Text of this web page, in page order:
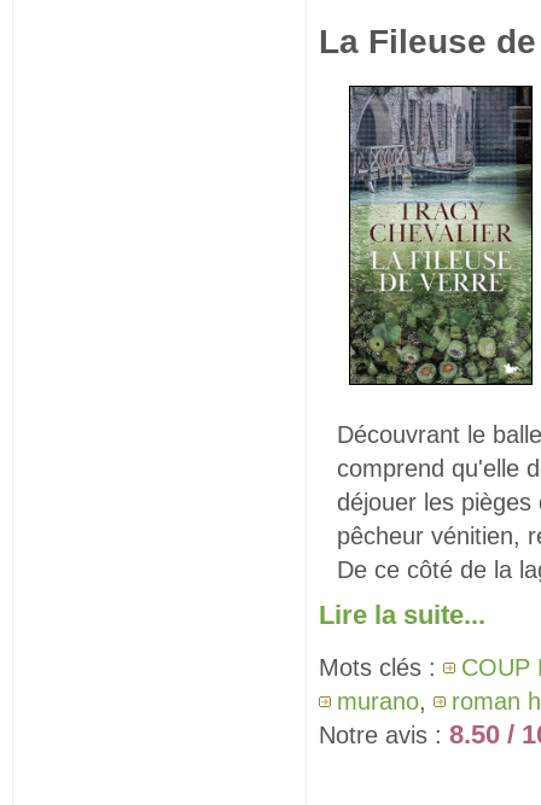
La Fileuse
Découvrant le
comprend qu'elle
déjouer les
pêcheur vénitien,
De ce côté de la
Lire la suite...
Mots clés :
COUP
murano,
roman
Notre avis : 8.50 /